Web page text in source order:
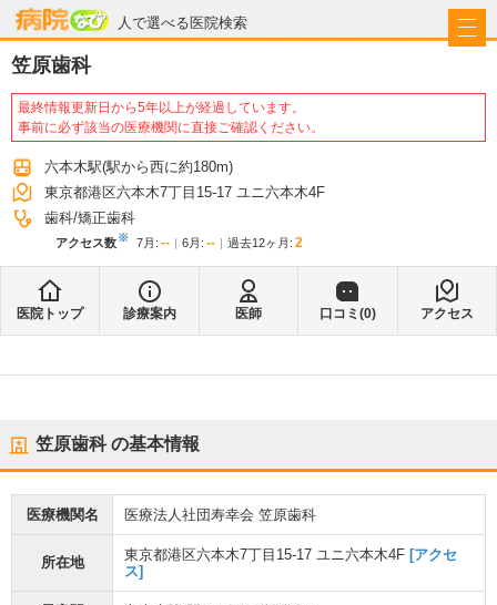
人で選べる医院検索
病院なび
笠原歯科
最終情報更新日から5年以上が経過しています。
事前に必ず該当の医療機関に直接ご確認ください。
六本木駅(駅から西に約180m)
東京都港区六本木7丁目15-17 ユニ六本木4F
歯科 矯正歯科
アクセス数※ 7月 : -- 6月 : -- 過去12ヶ月: 2
医院トップ 診療案内 医師 口コミ(0) アクセス
笠原歯科の基本情報
医療機関名 医療法人社団寿幸会 笠原歯科
所在地 東京都港区六本木7丁目15-17 ユニ六本木4F [アクセ
ス]